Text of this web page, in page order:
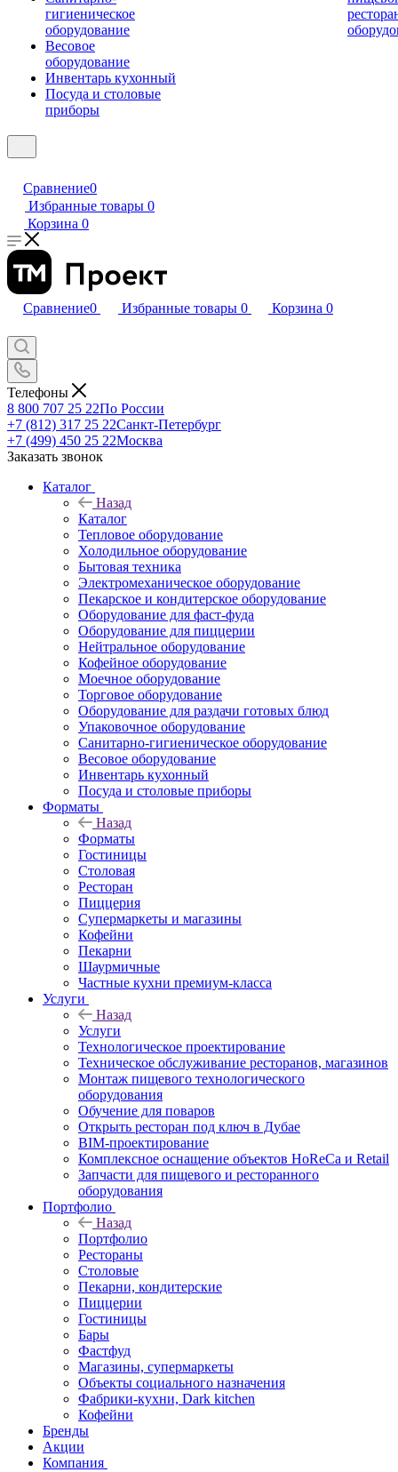
гигиеническое
оборудование
Весовое
оборудование
Инвентарь кухонный
Посуда и столовые
приборы
Сравнение0
Избранные товары 0
Корзина 0
Сравнение0 Избранные товары 0 Корзина 0
Телефоны
8 800 707 25 22По России
+7 (812) 317 25 22Санкт-Петербург
+7 (499) 450 25 22Москва
Заказать звонок
Каталог
Назад
Каталог
Тепловое оборудование
Холодильное оборудование
Бытовая техника
Электромеханическое оборудование
Пекарское и кондитерское оборудование
Оборудование для фаст-фуда
Оборудование для пиццерии
Нейтральное оборудование
Кофейное оборудование
Моечное оборудование
Торговое оборудование
Оборудование для раздачи готовых блюд
Упаковочное оборудование
Санитарно-гигиеническое оборудование
Весовое оборудование
Инвентарь кухонный
Посуда и столовые приборы
Форматы
Назад
Форматы
Гостиницы
Столовая
Ресторан
Пиццерия
Супермаркеты и магазины
Кофейни
Пекарни
Шаурмичные
Частные кухни премиум-класса
Услуги
Назад
Услуги
Технологическое проектирование
Техническое обслуживание ресторанов, магазинов
Монтаж пищевого технологического
оборудования
Обучение для поваров
Открыть ресторан под ключ в Дубае
BIM-проектирование
Комплексное оснащение объектов HoReCa и Retail
Запчасти для пищевого и ресторанного
оборудования
Портфолио
Назад
Портфолио
Рестораны
Столовые
Пекарни, кондитерские
Пиццерии
Гостиницы
Бары
Фастфуд
Магазины, супермаркеты
Объекты социального назначения
Фабрики-кухни, Dark kitchen
Кофейни
Бренды
Акции
Компания